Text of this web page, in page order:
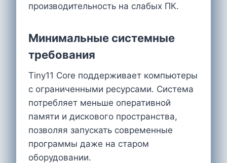
производительность на слабых ПК.
Минимальные системные
требования
Tiny11 Core поддерживает компьютеры
с ограниченными ресурсами. Система
потребляет меньше оперативной
памяти и дискового пространства,
позволяя запускать современные
программы даже на старом
оборудовании.